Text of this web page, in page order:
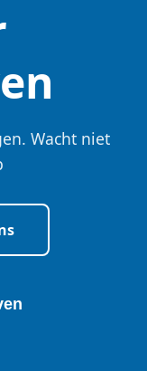
Wacht niet